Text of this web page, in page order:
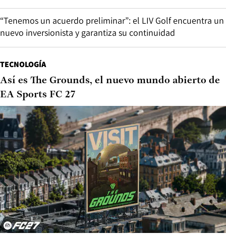
“Tenemos un acuerdo preliminar”: el LIV Golf encuentra un
nuevo inversionista y garantiza su continuidad
TECNOLOGÍA
Así es The Grounds, el nuevo mundo abierto de
EA Sports FC 27